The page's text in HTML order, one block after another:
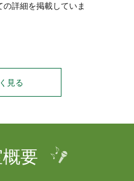
詳細を掲載していま
見る
要